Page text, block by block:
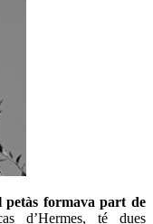
petàs formava part de
d’Hermes, té dues